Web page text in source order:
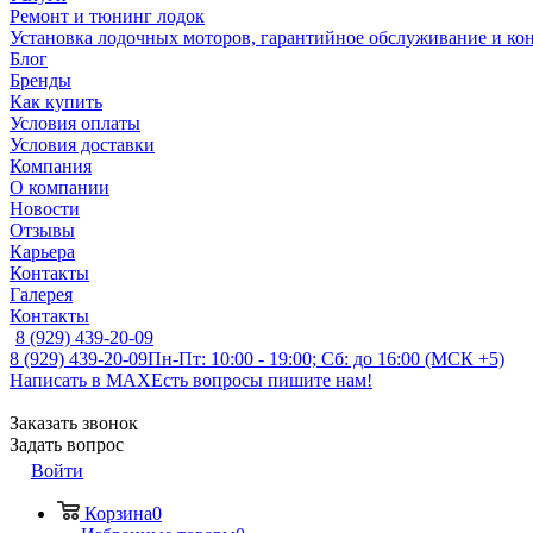
Ремонт и тюнинг лодок
Установка лодочных моторов, гарантийное обслуживание и
Блог
Бренды
Как купить
Условия оплаты
Условия доставки
Компания
О компании
Новости
Отзывы
Карьера
Контакты
Галерея
Контакты
8 (929) 439-20-09
8 (929) 439-20-09Пн-Пт: 10:00 - 19:00; Сб: до 16:00 (МСК +5)
Написать в MAXЕсть вопросы пишите нам!
Заказать звонок
Задать вопрос
Войти
Корзина0